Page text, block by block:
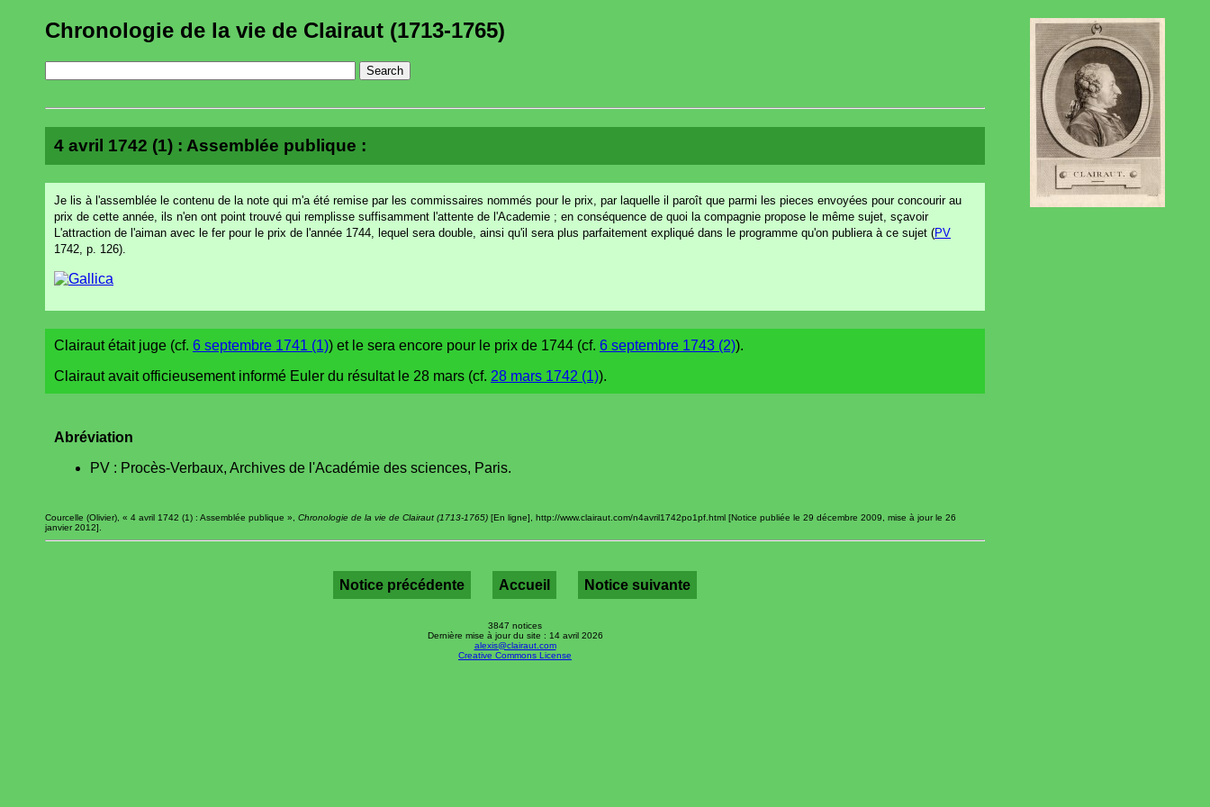
Chronologie de la vie de Clairaut (1713-1765)
4 avril 1742 (1) : Assemblée publique :
Je lis à l'assemblée le contenu de la note qui m'a été remise par les commissaires nommés pour le prix, par laquelle il paroît que parmi les pieces envoyées pour concourir au
prix de cette année, ils n'en ont point trouvé qui remplisse suffisamment l'attente de l'Academie ; en conséquence de quoi la compagnie propose le même sujet, sçavoir
L'attraction de l'aiman avec le fer pour le prix de l'année 1744, lequel sera double, ainsi qu'il sera plus parfaitement expliqué dans le programme qu'on publiera à ce sujet (PV
1742, p. 126).
Clairaut était juge (cf. 6 septembre 1741 (1)) et le sera encore pour le prix de 1744 (cf. 6 septembre 1743 (2)).
Clairaut avait officieusement informé Euler du résultat le 28 mars (cf. 28 mars 1742 (1)).
Abréviation
PV : Procès-Verbaux, Archives de l'Académie des sciences, Paris.
Courcelle (Olivier), « 4 avril 1742 (1) : Assemblée publique », Chronologie de la vie de Clairaut (1713-1765) [En ligne], http://www.clairaut.com/n4avril1742po1pf.html [Notice publiée le 29 décembre 2009, mise à jour le 26
janvier 2012].
Notice précédente Accueil Notice suivante
3847 notices
Dernière mise à jour du site : 14 avril 2026
alexis@clairaut.com
Creative Commons License